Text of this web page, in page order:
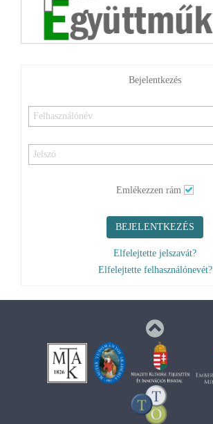
Bejelentkezés
Emlékezzen rám
BEJELENTKEZÉS
Elfelejtette jelszavát?
Elfelejtette felhasználónevét?